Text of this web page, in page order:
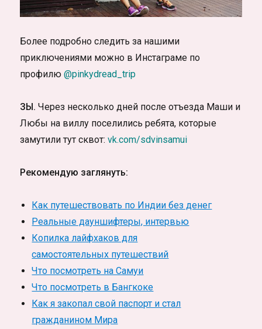
Более подробно следить за нашими
приключениями можно в Инстаграме по
профилю@pinkydread_trip
ЗЫ. Через несколько дней после отъезда Маши и
Любы на виллу поселились ребята, которые
замутили тут сквот:vk.com/sdvinsamui
Рекомендую заглянуть:
Как путешествовать по Индии без денег
Реальные дауншифтеры, интервью
Копилка лайфхаков для
самостоятельных путешествий
Что посмотреть на Самуи
Что посмотреть в Бангкоке
Как я закопал свой паспорт и стал
гражданином Мира